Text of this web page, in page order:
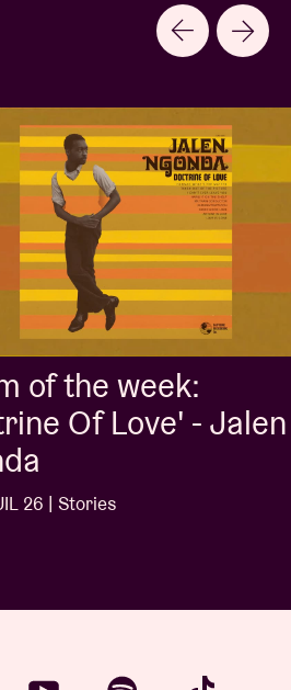
week:
Love' - Jalen